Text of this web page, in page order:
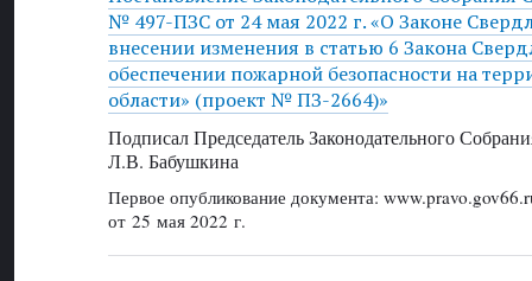
№ 497-ПЗС от 24 мая 2022 г. «О Законе
внесении изменения в статью 6 Закона
обеспечении пожарной безопасности на
области» (проект № ПЗ-2664)»
Подписал Председатель Законодательного
Л.В. Бабушкина
Первое опубликование документа:
от 25 мая 2022 г.